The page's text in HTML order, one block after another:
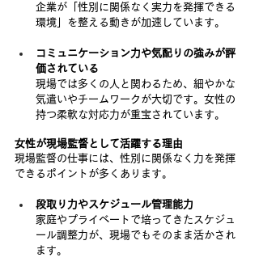
企業が「性別に関係なく実力を発揮できる
環境」を整える動きが加速しています。
コミュニケーション力や気配りの強みが評
価されている
現場では多くの人と関わるため、細やかな
気遣いやチームワークが大切です。女性の
持つ柔軟な対応力が重宝されています。
女性が現場監督として活躍する理由
現場監督の仕事には、性別に関係なく力を発揮
できるポイントが多くあります。
段取り力やスケジュール管理能力
家庭やプライベートで培ってきたスケジュ
ール調整力が、現場でもそのまま活かされ
ます。